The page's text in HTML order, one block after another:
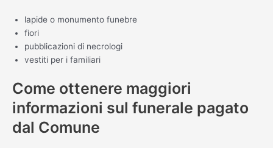
lapide o monumento funebre
fiori
pubblicazioni di necrologi
vestiti per i familiari
Come ottenere maggiori
informazioni sul funerale pagato
dal Comune